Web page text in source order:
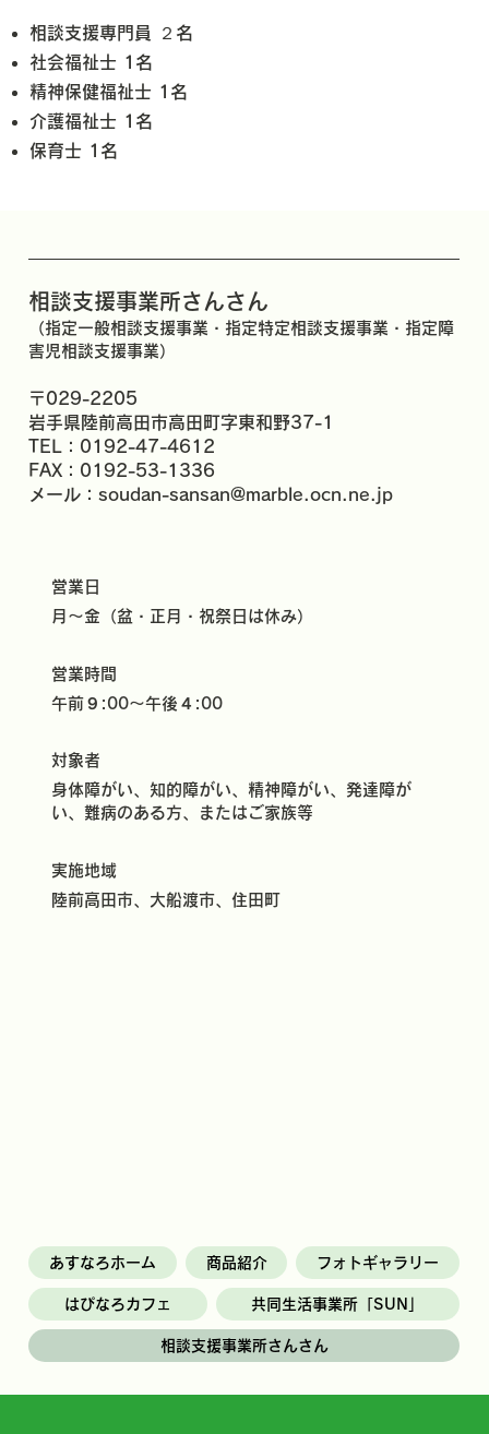
相談支援専門員 ２名
社会福祉士 1名
精神保健福祉士 1名
介護福祉士 1名
保育士 1名
相談支援事業所さんさん
（指定一般相談支援事業・指定特定相談支援事業・指定障
害児相談支援事業）
〒029-2205
岩手県陸前高田市高田町字東和野37-1
TEL：0192-47-4612
FAX：0192-53-1336
メール： soudan-sansan@marble.ocn.ne.jp
営業日
月～金（盆・正月・祝祭日は休み）
営業時間
午前９:00～午後４:00
対象者
身体障がい、知的障がい、精神障がい、発達障が
い、難病のある方、またはご家族等
実施地域
陸前高田市、大船渡市、住田町
あすなろホーム 商品紹介 フォトギャラリー
はぴなろカフェ 共同生活事業所「SUN」
相談支援事業所さんさん